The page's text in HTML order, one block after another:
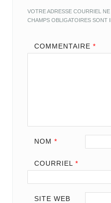
VOTRE ADRESSE COURRIEL NE
CHAMPS OBLIGATOIRES SONT
COMMENTAIRE *
NOM *
COURRIEL *
SITE WEB